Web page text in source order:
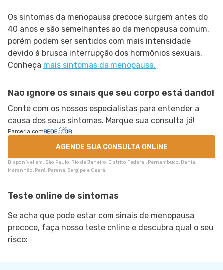
Os sintomas da menopausa precoce surgem antes do
40 anos e são semelhantes ao da menopausa comum,
porém podem ser sentidos com mais intensidade
devido à brusca interrupção dos hormônios sexuais.
Conheça mais sintomas da menopausa.
Não ignore os sinais que seu corpo está dando!
Conte com os nossos especialistas para entender a
causa dos seus sintomas. Marque sua consulta já!
Parceria com
AGENDE SUA CONSULTA ONLINE
Disponível em: São Paulo, Rio de Janeiro, Distrito Federal, Pernambuco, Bahia,
Maranhão, Pará, Paraná, Sergipe e Ceará.
Teste online de sintomas
Se acha que pode estar com sinais de menopausa
precoce, faça nosso teste online e descubra qual o seu
risco: